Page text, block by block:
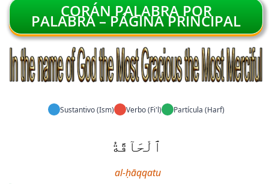
CORÁN PALABRA POR
PALABRA – PÁGINA PRINCIPAL
Sustantivo (Ism) Verbo (Fi'l) Partícula (Harf)
ٱلْحَآقَّةُ
al-ḥāqqatu